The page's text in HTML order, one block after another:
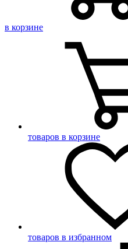
в корзине
товаров в корзине
товаров в избранном